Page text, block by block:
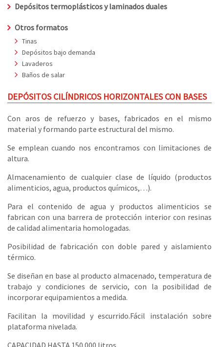
Depósitos termoplásticos y laminados duales
Otros formatos
Tinas
Depósitos bajo demanda
Lavaderos
Baños de salar
DEPÓSITOS CILÍNDRICOS HORIZONTALES CON BASES
Con aros de refuerzo y bases, fabricados en el mismo
material y formando parte estructural del mismo.
Se emplean cuando nos encontramos con limitaciones de
altura.
Almacenamiento de cualquier clase de líquido (productos
alimenticios, agua, productos químicos,…).
Para el contenido de agua y productos alimenticios se
fabrican con una barrera de protección interior con resinas
de calidad alimentaria homologadas.
Posibilidad de fabricación con doble pared y aislamiento
térmico.
Se diseñan en base al producto almacenado, temperatura de
trabajo y condiciones de servicio, con la posibilidad de
incorporar equipamientos a medida.
Facilitan la movilidad y escurrido.Fácil instalación sobre
plataforma nivelada.